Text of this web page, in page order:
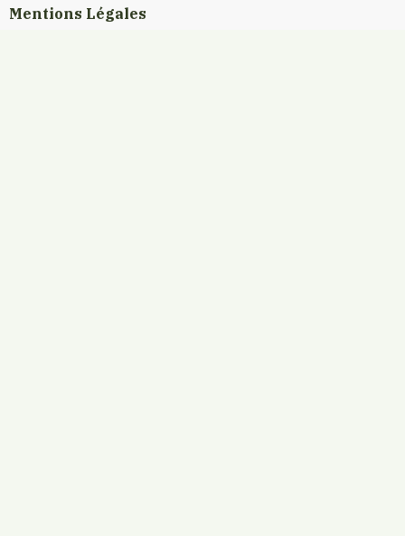
Mentions Légales